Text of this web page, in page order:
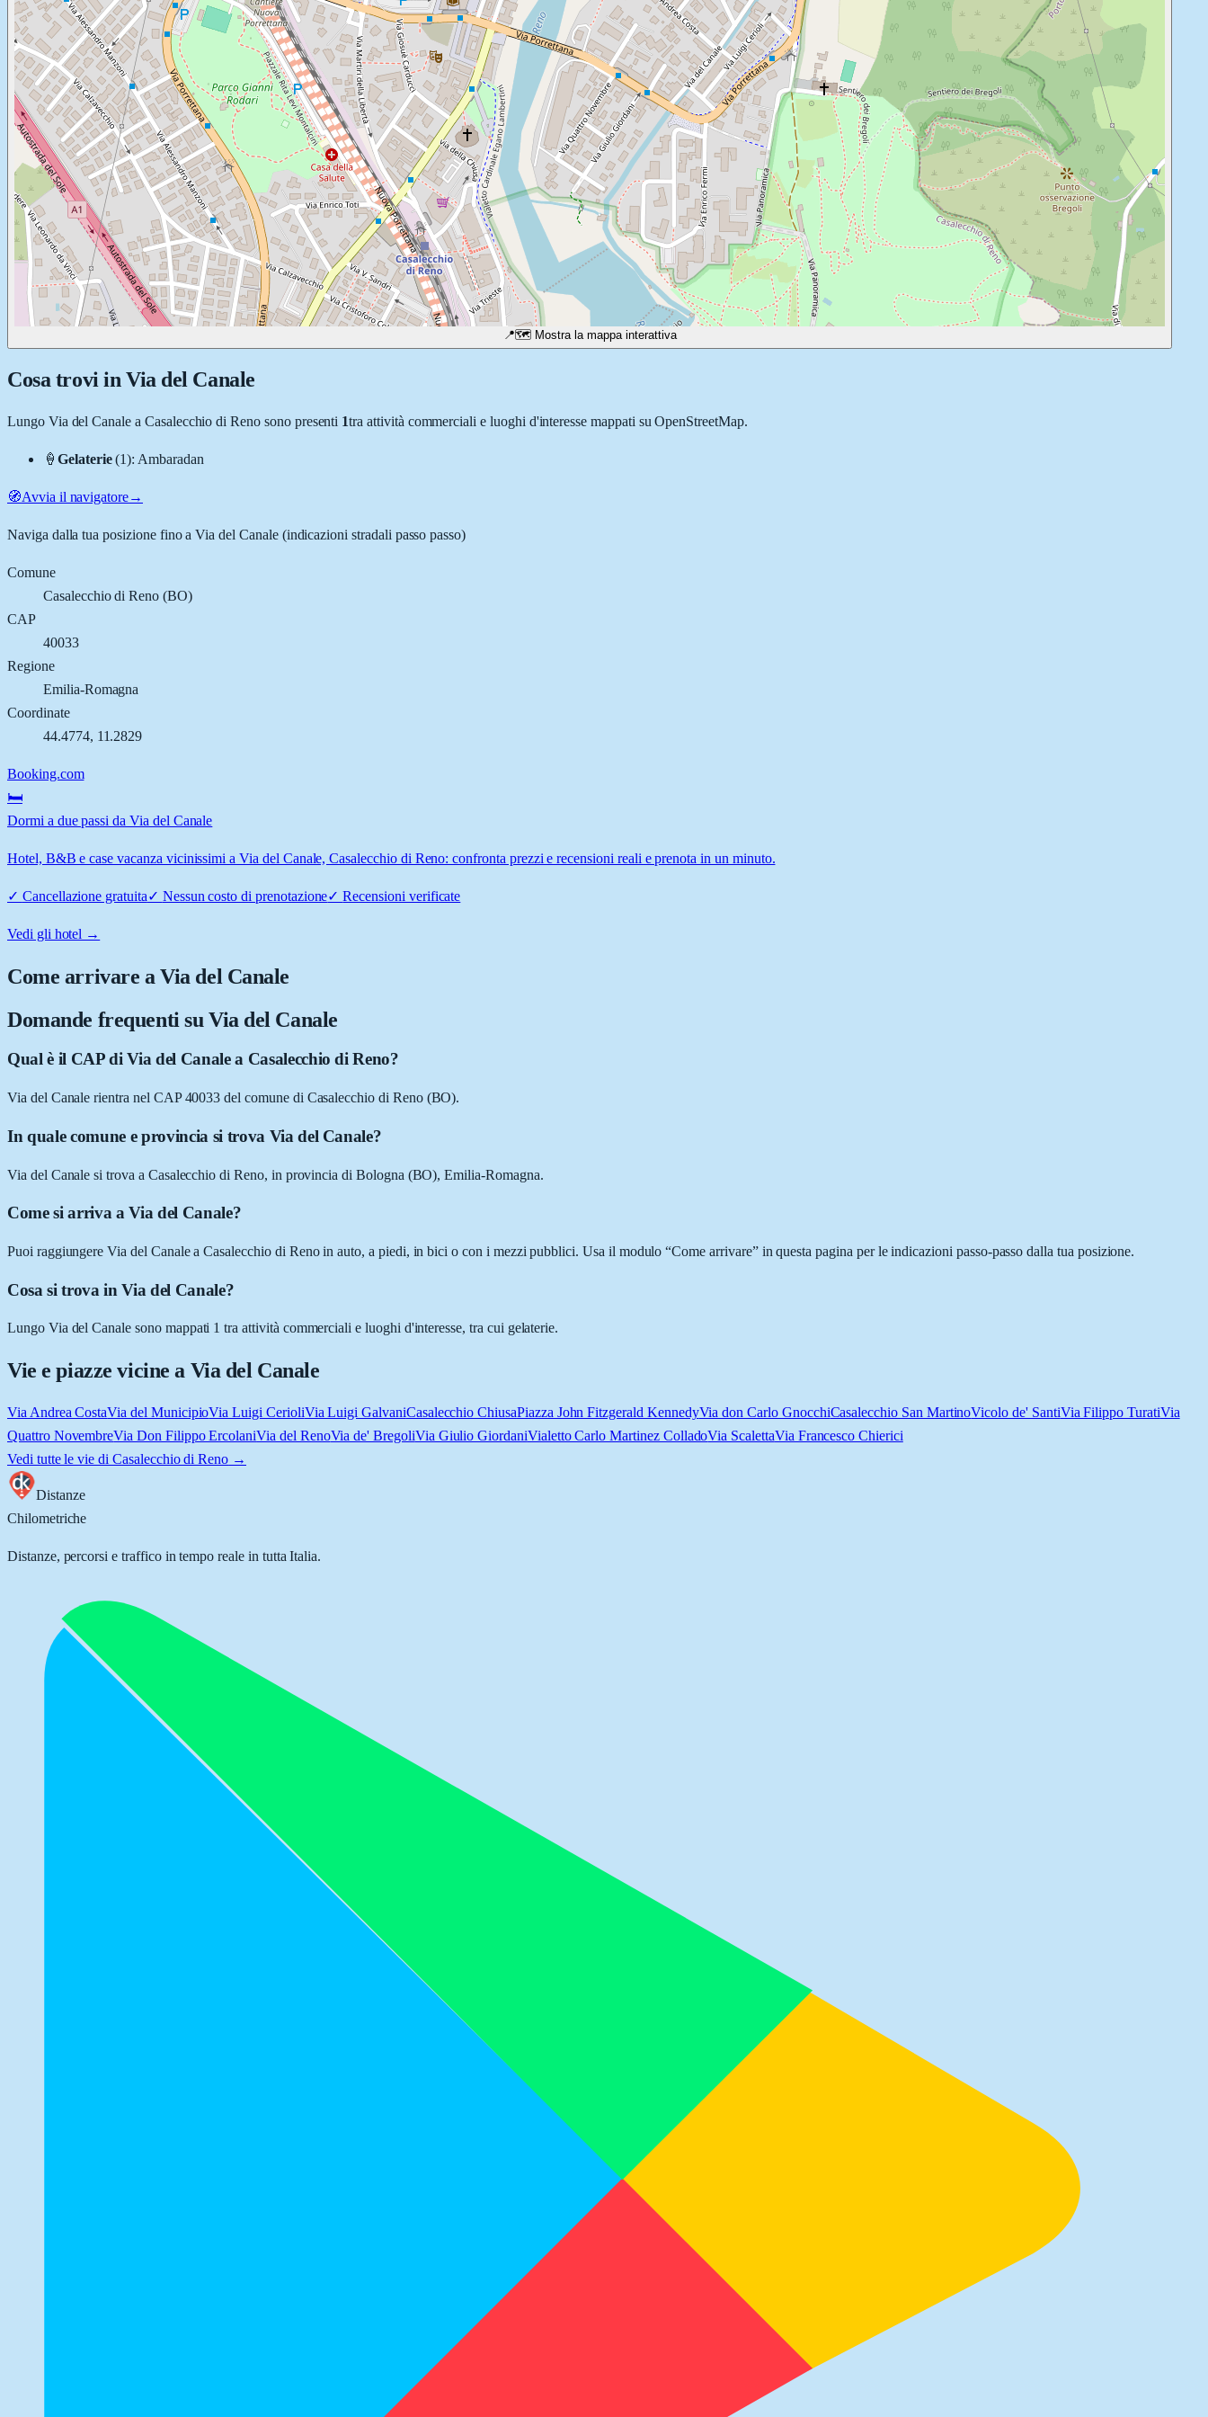
📍🗺️ Mostra la mappa interattiva
Cosa trovi in Via del Canale
Lungo Via del Canale a Casalecchio di Reno sono presenti 1tra attività commerciali e luoghi d'interesse mappati su OpenStreetMap.
🍦 Gelaterie (1): Ambaradan
🧭Avvia il navigatore→
Naviga dalla tua posizione fino aVia del Canale(indicazioni stradali passo passo)
Comune
Casalecchio di Reno (BO)
CAP
40033
Regione
Emilia-Romagna
Coordinate
44.4774, 11.2829
Booking.com
🛏️
Dormi a due passi da Via del Canale
Hotel, B&B e case vacanza vicinissimi a Via del Canale, Casalecchio di Reno: confronta prezzi e recensioni reali e prenota in un minuto.
✓ Cancellazione gratuita✓ Nessun costo di prenotazione✓Recensioni verificate
Vedi gli hotel →
Come arrivare aVia del Canale
Domande frequenti su Via del Canale
Qual è il CAP di Via del Canale a Casalecchio di Reno?
Via del Canale rientra nel CAP 40033 del comune di Casalecchio di Reno (BO).
In quale comune e provincia si trova Via del Canale?
Via del Canale si trova a Casalecchio di Reno, in provincia di Bologna (BO), Emilia-Romagna.
Come si arriva a Via del Canale?
Puoi raggiungere Via del Canale a Casalecchio di Reno in auto, a piedi, in bici o con i mezzi pubblici. Usa il modulo “Come arrivare” in questa pagina per le indicazioni passo-passo dalla tua posizione.
Cosa si trova in Via del Canale?
Lungo Via del Canale sono mappati 1 tra attività commerciali e luoghi d'interesse, tra cui gelaterie.
Vie e piazze vicine a Via del Canale
Via Andrea CostaVia del MunicipioVia Luigi CerioliVia Luigi GalvaniCasalecchio ChiusaPiazza John Fitzgerald KennedyVia don Carlo GnocchiCasalecchio San MartinoVicolo de' SantiVia Filippo TuratiVia
Quattro NovembreVia Don Filippo ErcolaniVia del RenoVia de' BregoliVia Giulio GiordaniVialetto Carlo Martinez ColladoVia ScalettaVia Francesco Chierici
Vedi tutte le vie di Casalecchio di Reno →
Distanze
Chilometriche
Distanze, percorsi e traffico in tempo reale in tutta Italia.